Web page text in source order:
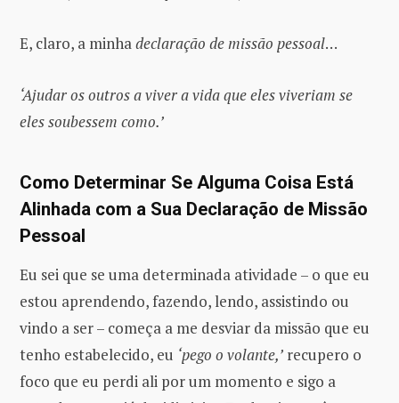
E, claro, a minhadeclaração de missão pessoal…
‘Ajudar os outros a viver a vida que eles viveriam se
eles soubessem como.’
Como Determinar Se Alguma Coisa Está
Alinhada com a Sua Declaração de Missão
Pessoal
Eu sei que se uma determinada atividade – o que eu
estou aprendendo, fazendo, lendo, assistindo ou
vindo a ser – começa a me desviar da missão que eu
tenho estabelecido, eu ‘pego o volante,’ recupero o
foco que eu perdi ali por um momento e sigo a